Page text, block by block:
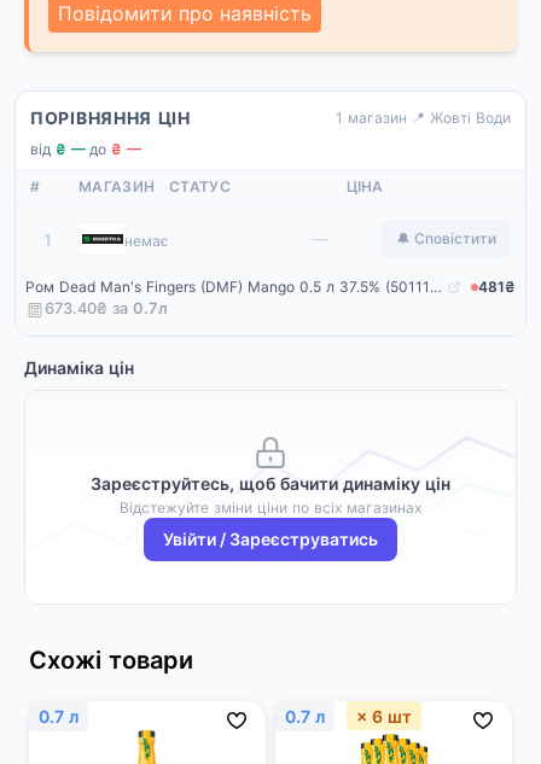
Повідомити про наявність
ПОРІВНЯННЯ ЦІН 1 магазин· 📍 Жовті Води
від ₴ —·до ₴ —
# МАГАЗИН СТАТУС ЦІНА
1 Rozetka
немає — 🔔 Сповістити
Ром Dead Man's Fingers (DMF) Mango 0.5 л 37.5% (5011166065494)
481₴
673.40₴ за 0.7л
Динаміка цін
Зареєструйтесь, щоб бачити динаміку цін
Відстежуйте зміни ціни по всіх магазинах
Увійти / Зареєструватись
Схожі товари
0.7 л 0.7 л × 6 шт